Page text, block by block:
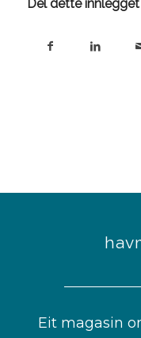
Del dette innlegget
Eit magasin